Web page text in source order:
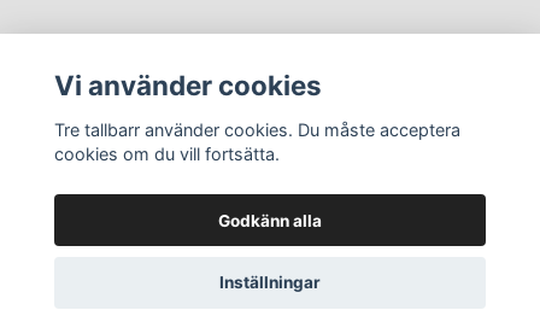
Vi använder cookies
Tre tallbarr använder cookies. Du måste acceptera
cookies om du vill fortsätta.
Godkänn alla
Inställningar